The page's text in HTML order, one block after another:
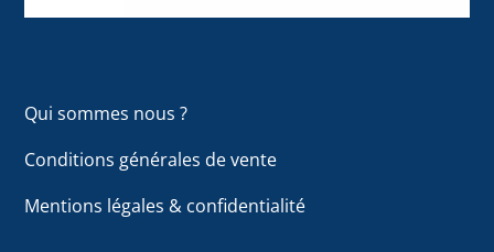
Qui sommes nous ?
Conditions générales de vente
Mentions légales & confidentialité